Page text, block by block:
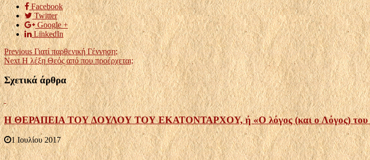
Facebook
Twitter
Google +
LinkedIn
PreviousΓιατί παρθενική Γέννηση;
NextΗ λέξη Θεός από που προέρχεται;
Σχετικά άρθρα
Η ΘΕΡΑΠΕΙΑ ΤΟΥ ΔΟΥΛΟΥ ΤΟΥ ΕΚΑΤΟΝΤΑΡΧΟΥ, ή «Ο λόγος (και ο Λόγος) του
1 Ιουλίου 2017